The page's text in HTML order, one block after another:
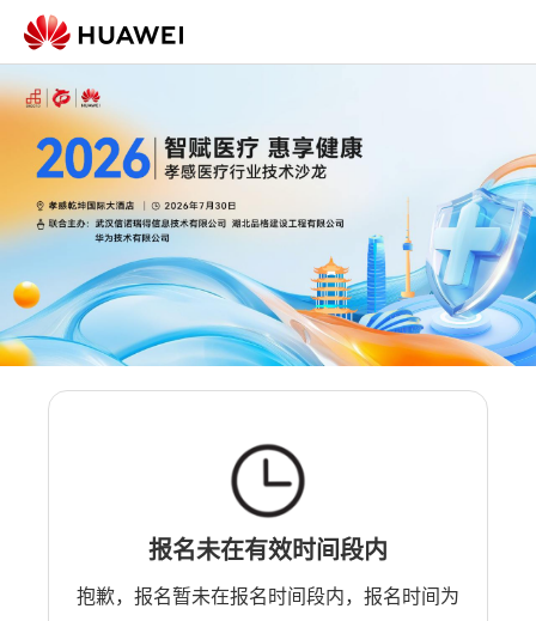
报名未在有效时间段内
抱歉，报名暂未在报名时间段内，报名时间为